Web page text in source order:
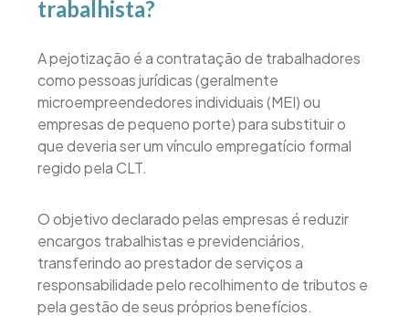
trabalhista?
A pejotização é a contratação de trabalhadores
como pessoas jurídicas (geralmente
microempreendedores individuais (MEI) ou
empresas de pequeno porte) para substituir o
que deveria ser um vínculo empregatício formal
regido pela CLT.
O objetivo declarado pelas empresas é reduzir
encargos trabalhistas e previdenciários,
transferindo ao prestador de serviços a
responsabilidade pelo recolhimento de tributos e
pela gestão de seus próprios benefícios.